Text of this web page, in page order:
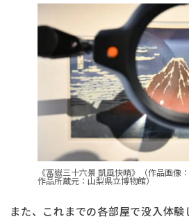
《冨嶽三十六景 凱風快晴》（作品画
作品所蔵元：山梨県立博物館）
また、これまでの各部屋で没入体